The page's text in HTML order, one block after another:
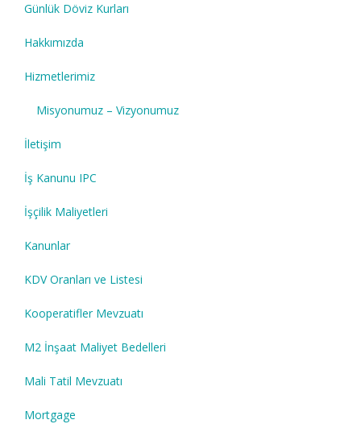
Günlük Döviz Kurları
Hakkımızda
Hizmetlerimiz
Misyonumuz – Vizyonumuz
İletişim
İş Kanunu IPC
İşçilik Maliyetleri
Kanunlar
KDV Oranları ve Listesi
Kooperatifler Mevzuatı
M2 İnşaat Maliyet Bedelleri
Mali Tatil Mevzuatı
Mortgage